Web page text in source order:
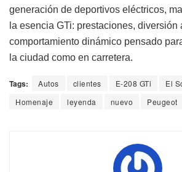
generación de deportivos eléctricos,
la esencia GTi: prestaciones, diversión
comportamiento dinámico pensado
la ciudad como en carretera.
Tags: Autos clientes E-208 GTi
El
Homenaje
leyenda nuevo Peugeot